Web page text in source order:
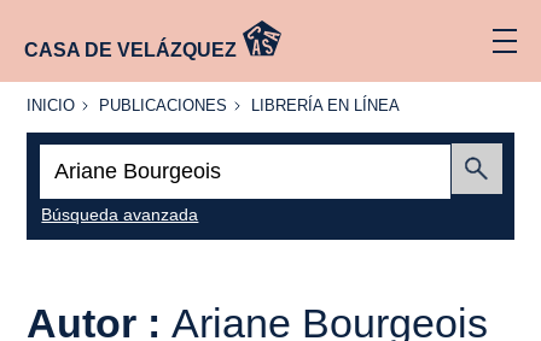
CASA DE VELÁZQUEZ
INICIO
INICIO PUBLICACIONES
PUBLICACIONES
LIBRERÍA
LÍNEA
LIBRERÍA EN LÍNEA
Búsqueda avanzada
Autor : Ariane Bourgeois